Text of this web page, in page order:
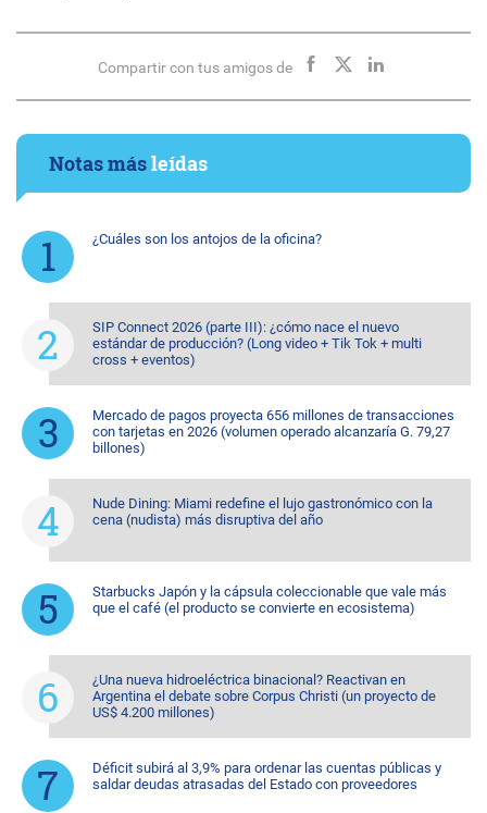
Compartir con tus amigos de
Notas másleídas
¿Cuáles son los antojos de la oficina?
SIP Connect 2026 (parte III): ¿cómo nace el nuevo
estándar de producción? (Long video + Tik Tok + multi
cross + eventos)
Mercado de pagos proyecta 656 millones de transacciones
con tarjetas en 2026 (volumen operado alcanzaría G. 79,27
billones)
Nude Dining: Miami redefine el lujo gastronómico con la
cena (nudista) más disruptiva del año
Starbucks Japón y la cápsula coleccionable que vale más
que el café (el producto se convierte en ecosistema)
¿Una nueva hidroeléctrica binacional? Reactivan en
Argentina el debate sobre Corpus Christi (un proyecto de
US$ 4.200 millones)
Déficit subirá al 3,9% para ordenar las cuentas públicas y
saldar deudas atrasadas del Estado con proveedores